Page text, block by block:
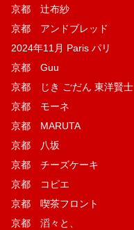
京都 辻布紗
京都 アンドブレッド
2024年11月 Paris パリ
京都 Guu
京都 じき ごだん 東洋賢士
京都 モーネ
京都 MARUTA
京都 八坂
京都 チーズケーキ
京都 コピエ
京都 喫茶フロント
京都 滔々と、